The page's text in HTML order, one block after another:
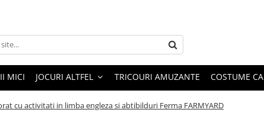
MICI JOCURI ALTFEL TRICOURI AMUZANTE COSTUME
cu activitati in limba engleza si abtibilduri Ferma FARMYARD